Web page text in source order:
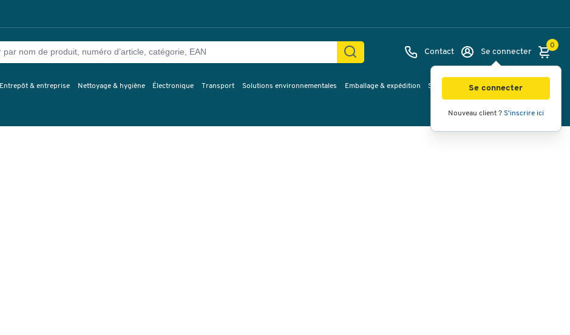
Contact Se connecter
Se connecter
Nouveau client ? S'inscrire ici
0
Entrepôt & entreprise Nettoyage & hygiène Électronique Transport Solutions environnementales Emballage & expédition Service & Planification Inspirations
Images Vidéos Vue à 360